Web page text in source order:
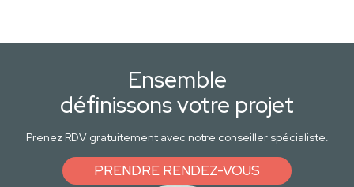
Ensemble
définissons votre projet
Prenez RDV gratuitement avec notre conseiller spécialiste.
PRENDRE RENDEZ-VOUS